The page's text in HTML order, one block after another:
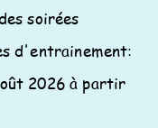
soirées
d'entrainement:
2026 à partir